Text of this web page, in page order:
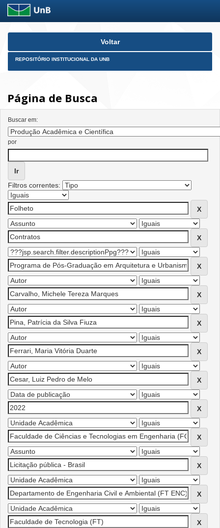
Skip
Voltar
REPOSITÓRIO INSTITUCIONAL DA UNB
Página de Busca
Buscar em:
por
Filtros correntes: